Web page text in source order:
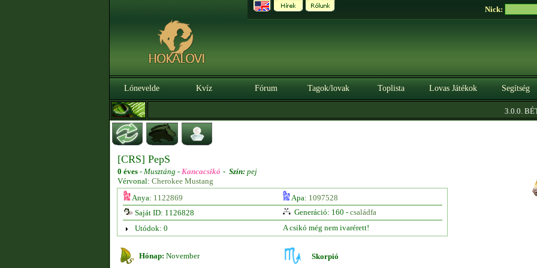
Nick:
Lónevelde Kvíz Fórum Tagok/lovak Toplista Lovas Játékok Segítség
3.0.0.
[CRS] PepS
0 éves - Musztáng - Kancacsikó - Szín: pej
Vérvonal: Cherokee Mustang
Anya: 1122869 Apa: 1097528
Saját ID: 1126828
Generáció: 160 - családfa
Utódok: 0
A csikó még nem ivarérett!
Hónap: November Skorpió